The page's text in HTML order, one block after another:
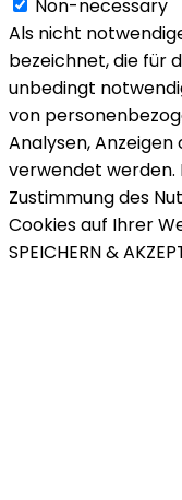
Non-necessary
Als nicht
bezeichnet, die für
unbedingt
von
Analysen,
verwendet werden.
Zustimmung des
Cookies auf Ihrer
SPEICHERN &